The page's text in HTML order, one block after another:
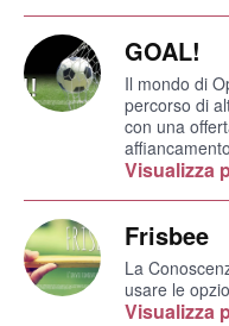
GOAL!
Il mondo di
percorso di
con una
Visualizza
Frisbee
La
usare le
Visualizza